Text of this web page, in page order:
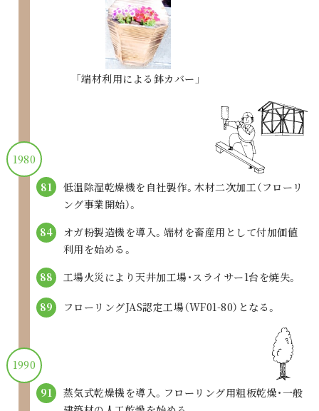
「端材利用による鉢カバー」
1980
81
低温除湿乾燥機を自社製作。木材二次加工（フローリ
ング事業開始）。
84
オガ粉製造機を導入。 端材を畜産用として付加価値
利用を始める。
88
工場火災により天井加工場・スライサー1台を焼失。
89 フローリングJAS認定工場（WF01-80）となる。
1990
91
蒸気式乾燥機を導入。 フローリング用粗板乾燥・一般